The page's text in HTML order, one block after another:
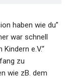
haben wie du”
war schnell
e.V.“
zu
wie zB. dem